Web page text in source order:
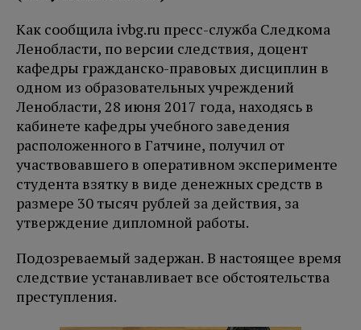
Как сообщила ivbg.ru пресс-служба Следкома
Ленобласти, по версии следствия, доцент
кафедры гражданско-правовых дисциплин в
одном из образовательных учреждений
Ленобласти, 28 июня 2017 года, находясь в
кабинете кафедры учебного заведения
расположенного в Гатчине, получил от
участвовавшего в оперативном эксперименте
студента взятку в виде денежных средств в
размере 30 тысяч рублей за действия, за
утверждение дипломной работы.
Подозреваемый задержан. В настоящее время
следствие устанавливает все обстоятельства
преступления.